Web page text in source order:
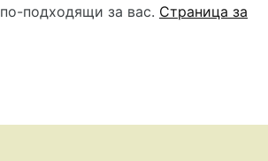
помощ!
подходящи за вас. Страница за